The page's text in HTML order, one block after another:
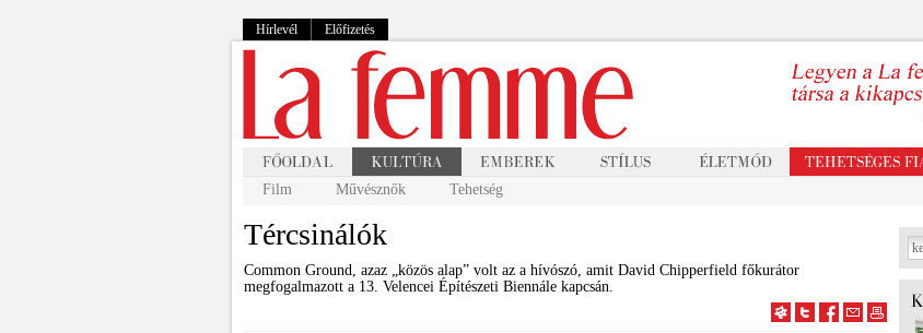
Hírlevél Előfizetés
Film Művésznők Tehetség
Tércsinálók
Common Ground, azaz „közös alap” volt az a hívószó, amit David Chipperfield főkurátor
megfogalmazott a 13. Velencei Építészeti Biennále kapcsán.